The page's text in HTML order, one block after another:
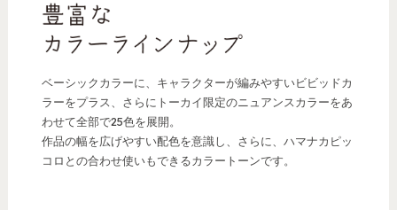
ベーシックカラーに、キャラクターが編みやすいビビッドカ
ラーをプラス、さらにトーカイ限定のニュアンスカラーをあ
わせて全部で25色を展開。
作品の幅を広げやすい配色を意識し、さらに、ハマナカピッ
コロとの合わせ使いもできるカラートーンです。